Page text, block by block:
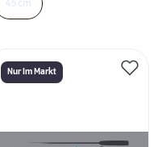
Nur Im Markt